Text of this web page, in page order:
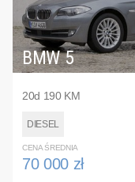
BMW 5
20d 190 KM
DIESEL
CENA ŚREDNIA
70 000 zł